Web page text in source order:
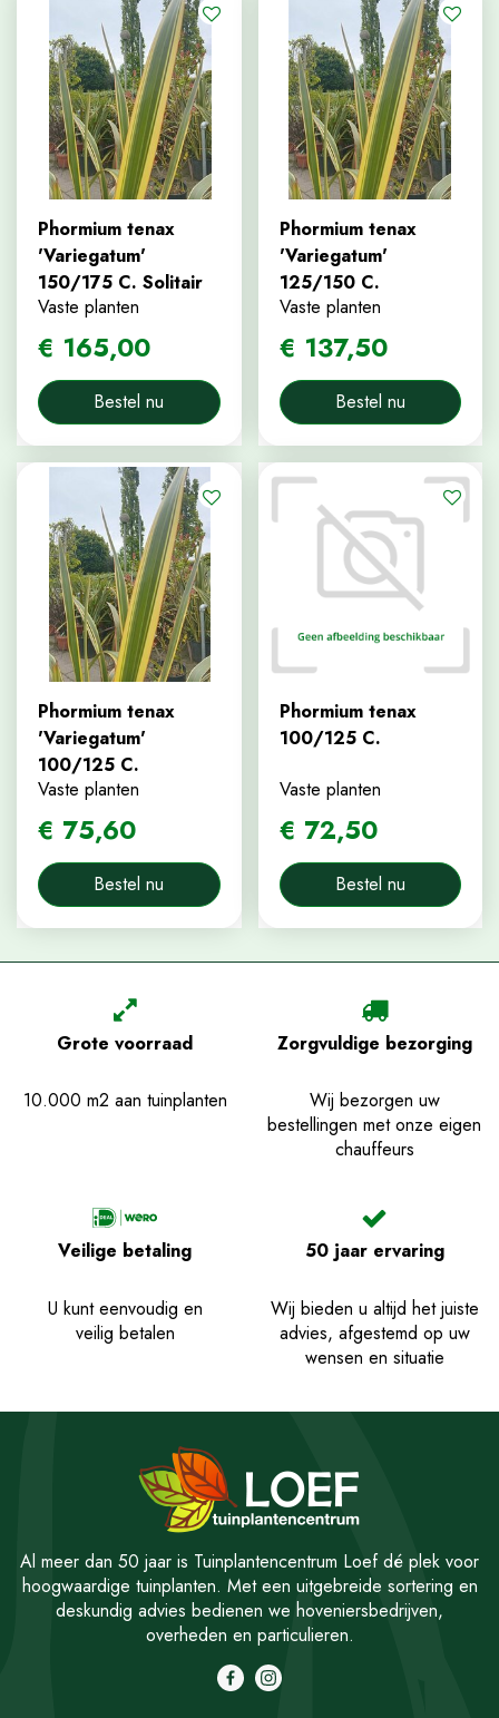
Phormium tenax
'Variegatum'
150/175 C. Solitair
Vaste planten
€ 165,00
Bestel nu
Phormium tenax
'Variegatum'
125/150 C.
Vaste planten
€ 137,50
Bestel nu
Phormium tenax
'Variegatum'
100/125 C.
Vaste planten
€ 75,60
Bestel nu
Phormium tenax
100/125 C.
Vaste planten
€ 72,50
Bestel nu
Grote voorraad
10.000 m2 aan tuinplanten
Zorgvuldige bezorging
Wij bezorgen uw
bestellingen met onze eigen
chauffeurs
Veilige betaling
U kunt eenvoudig en
veilig betalen
50 jaar ervaring
Wij bieden u altijd het juiste
advies, afgestemd op uw
wensen en situatie
Al meer dan 50 jaar is Tuinplantencentrum Loef dé plek voor
hoogwaardige tuinplanten. Met een uitgebreide sortering en
deskundig advies bedienen we hoveniersbedrijven,
overheden en particulieren.